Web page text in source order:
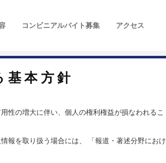
コンビニアルバイト募集 アクセス
基本方針
性の増大に伴い、個人の権利権益が損なわれるこ
報を取り扱う場合には、 「報道・著述分野におけ